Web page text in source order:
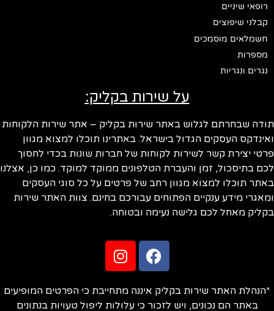
רופאי שיניים
קבלני שיפוצים
חשמלאים מוסמכים
מספרות
נגרים ונגריות
על שירות בקליק:
שבחרתם לגלוש באתר שירות בקליק – אתר שירות הלקוחות
העסקים הגדול בישראל. באתרינו תוכלו למצוא מגוון
יצירת קשר לשירות לקוחות של חברות שונות בכדי לחסוך
בתיסכול, זמן והעברת הטלפונים ממוקד למוקד. כמו כן, אצלנו
תוכלו למצוא מגוון רחב של פרטים על כל סוגי העסקים
מידע ענקיים הפתוחים עבורכם בחינם. צוות האתר שירות
מאחל לכם גלישה נעימה ובטוחה.
האתר שירות בקליק איננה מתחייבת כי הפרטים המופיעים
באתר הם נכונים, ויש לזכור כי עלולות ליפול טעויות בנתונים